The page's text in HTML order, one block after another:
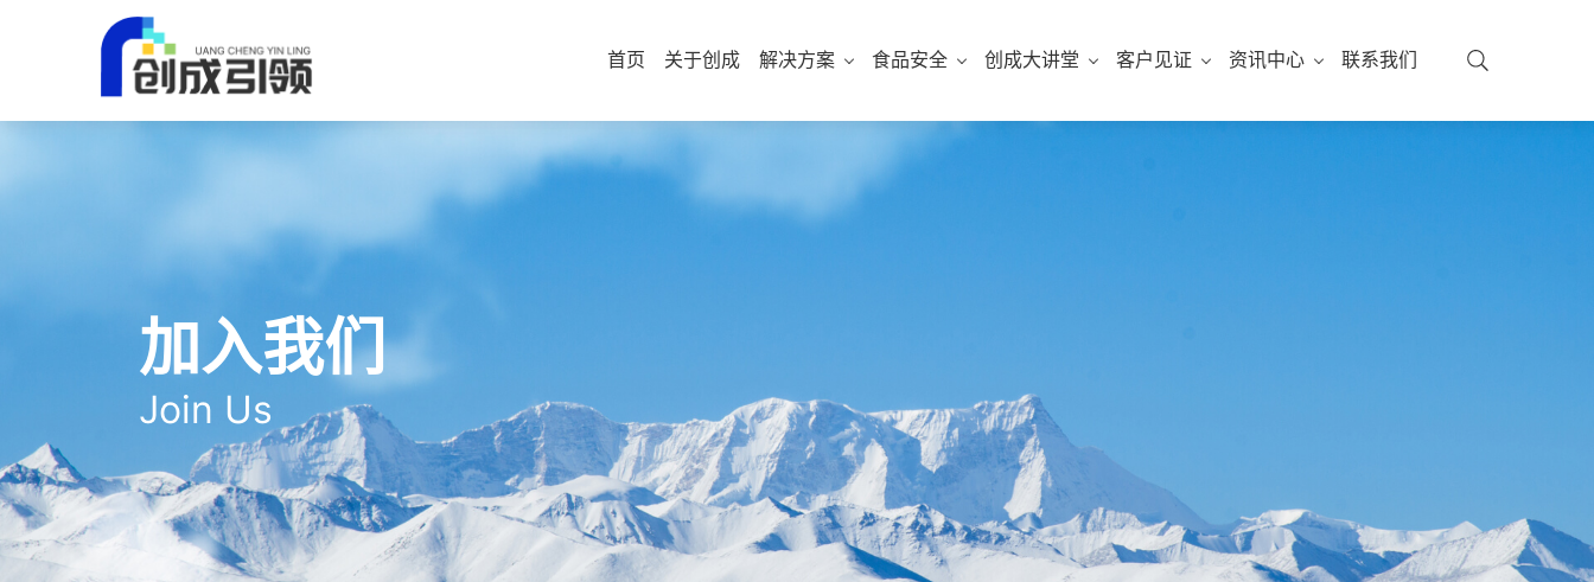
首页 关于创成 解决方案 食品安全 创成大讲堂 客户见证 资讯中心 联系我们
加入我们
Join Us